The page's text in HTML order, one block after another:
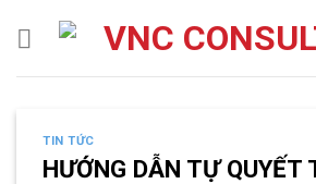
TIN TỨC
HƯỚNG DẪN TỰ QUYẾT